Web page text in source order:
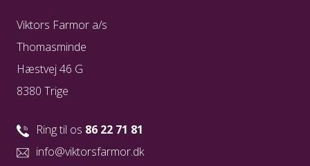
Viktors Farmor a/s
Thomasminde
Hæstvej 46 G
8380 Trige
Ring til os 86 22 71 81
info@viktorsfarmor.dk